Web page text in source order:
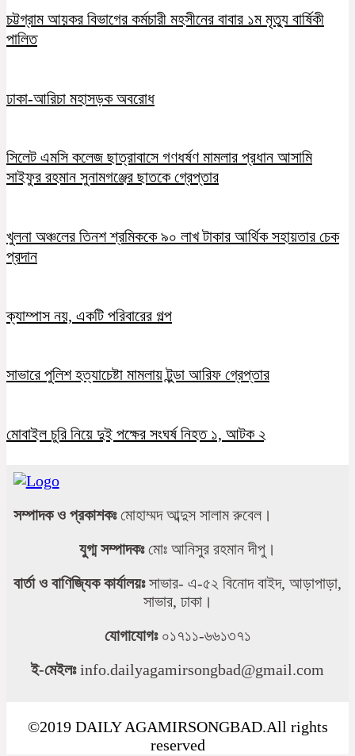
চট্টগ্রাম আয়কর বিভাগের কর্মচারী মহসীনের বাবার ১ম মৃত্যু বার্ষিকী
পালিত
ঢাকা-আরিচা মহাসড়ক অবরোধ
সিলেট এমসি কলেজ ছাত্রাবাসে গণধর্ষণ মামলার প্রধান আসামি
সাইফুর রহমান সুনামগঞ্জের ছাতকে গ্রেপ্তার
খুলনা অঞ্চলের তিনশ শ্রমিককে ৯০ লাখ টাকার আর্থিক সহায়তার চেক
প্রদান
ক্যাম্পাস নয়, একটি পরিবারের গল্প
সাভারে পুলিশ হত্যাচেষ্টা মামলায় টুন্ডা আরিফ গ্রেপ্তার
মোবাইল চুরি নিয়ে দুই পক্ষের সংঘর্ষ নিহত ১, আটক ২
সম্পাদক ও প্রকাশকঃমোহাম্মদ আব্দুস সালাম রুবেল।
যুগ্ম সম্পাদকঃমোঃ আনিসুর রহমান দীপু।
বার্তা ও বাণিজ্যিক কার্যালয়ঃসাভার- এ-৫২ বিনোদ বাইদ, আড়াপাড়া,
সাভার, ঢাকা।
যোগাযোগঃ০১৭১১-৬৬১৩৭১
ই-মেইলঃinfo.dailyagamirsongbad@gmail.com
©2019 DAILY AGAMIRSONGBAD.All rights
reserved